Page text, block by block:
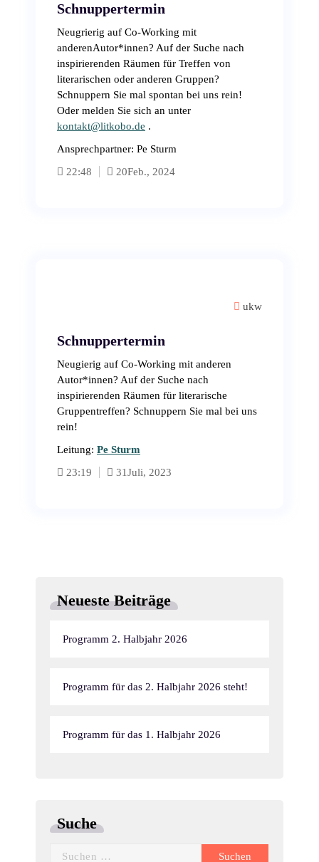
Schnuppertermin
Neugrierig auf Co-Working mit
anderenAutor*innen? Auf der Suche nach
inspirierenden Räumen für Treffen von
literarischen oder anderen Gruppen?
Schnuppern Sie mal spontan bei uns rein!
Oder melden Sie sich an unter
kontakt@litkobo.de .
Ansprechpartner: Pe Sturm
22:48
20Feb., 2024
ukw
Schnuppertermin
Neugierig auf Co-Working mit anderen
Autor*innen? Auf der Suche nach
inspirierenden Räumen für literarische
Gruppentreffen? Schnuppern Sie mal bei uns
rein!
Leitung: Pe Sturm
23:19
31Juli, 2023
Neueste Beiträge
Programm 2. Halbjahr 2026
Programm für das 2. Halbjahr 2026 steht!
Programm für das 1. Halbjahr 2026
Suche
Suchen